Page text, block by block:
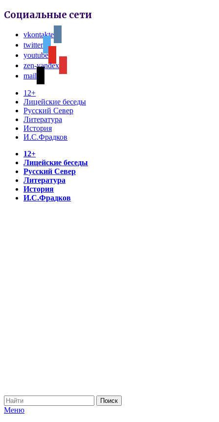
Социальные сети
vkontakte
twitter
youtube
zen-yandex
mail
12+
Лицейские беседы
Русский Север
Литература
История
И.С.Фрадков
12+
Лицейские беседы
Русский Север
Литература
История
И.С.Фрадков
Меню